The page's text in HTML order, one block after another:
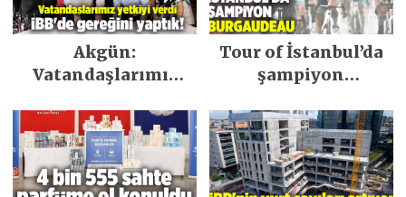
Akgün:
Vatandaşlarımız
gereğini yaptık!
Tour of İstanbul’da
şampiyon